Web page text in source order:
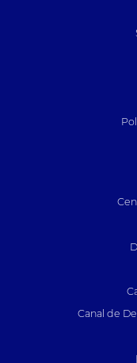
Canal de